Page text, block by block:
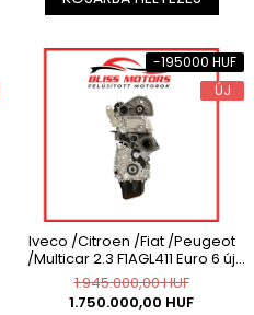
-195000 HUF
ÚJ
Iveco /Citroen /Fiat /Peugeot
/Multicar 2.3 F1AGL411 Euro 6 új
motor long block
1.945.000,00 HUF
1.750.000,00 HUF